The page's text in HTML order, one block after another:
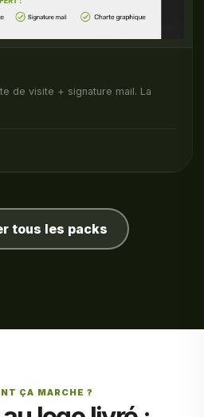
de visite + signature mail. La
tous les packs
ÇA MARCHE ?